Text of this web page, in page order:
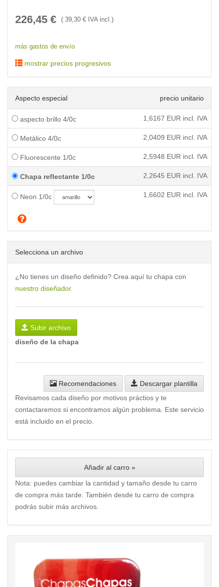
226,45 € ( 39,30 € IVA incl.)
más gastos de envío
mostrar precios progresivos
Aspecto especial precio unitario
aspecto brillo 4/0c 1,6167 EUR incl. IVA
Metálico 4/0c 2,0409 EUR incl. IVA
Fluorescente 1/0c 2,5948 EUR incl. IVA
Chapa reflectante 1/0c 2,2645 EUR incl. IVA
Neon 1/0c 1,6602 EUR incl. IVA
Selecciona un archivo
¿No tienes un diseño definido? Crea aquí tu chapa con
nuestro diseñador.
Subir archivo
diseño de la chapa
Recomendaciones
Descargar plantilla
Revisamos cada diseño por motivos práctios y te
contactaremos si encontramos algún problema. Este servicio
está incluido en el precio.
Añadir al carro »
Nota: puedes cambiar la cantidad y tamaño desde tu carro
de compra más tarde. También desde tu carro de compra
podrás subir más archivos.